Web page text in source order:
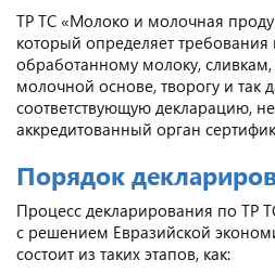
ТР ТС «Молоко и молочная
который определяет
обработанному молоку,
молочной основе, творогу и так
соответствующую декларацию,
аккредитованный орган
Порядок
Процесс декларирования по ТР
с решением Евразийской
состоит из таких этапов, как: